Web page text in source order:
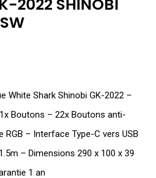
2022 SHINOBI
White Shark Shinobi GK-2022 –
Boutons – 22x Boutons anti-
– Interface Type-C vers USB
– Dimensions 290 x 100 x 39
1 an